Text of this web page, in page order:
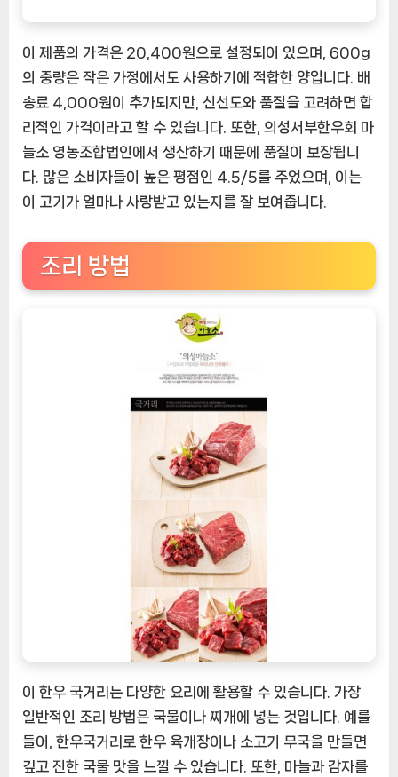
이 제품의 가격은 20,400원으로 설정되어 있으며, 600g
의 중량은 작은 가정에서도 사용하기에 적합한 양입니다. 배
송료 4,000원이 추가되지만, 신선도와 품질을 고려하면 합
리적인 가격이라고 할 수 있습니다. 또한, 의성서부한우회 마
늘소 영농조합법인에서 생산하기 때문에 품질이 보장됩니
다. 많은 소비자들이 높은 평점인 4.5/5를 주었으며, 이는
이 고기가 얼마나 사랑받고 있는지를 잘 보여줍니다.
조리 방법
이 한우 국거리는 다양한 요리에 활용할 수 있습니다. 가장
일반적인 조리 방법은 국물이나 찌개에 넣는 것입니다. 예를
들어, 한우국거리로 한우 육개장이나 소고기 무국을 만들면
깊고 진한 국물 맛을 느낄 수 있습니다. 또한, 마늘과 감자를